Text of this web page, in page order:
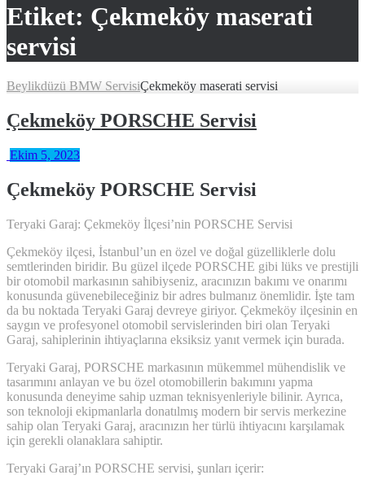
Etiket: Çekmeköy maserati
servisi
Beylikdüzü BMW ServisiÇekmeköy maserati servisi
Çekmeköy PORSCHE Servisi
Ekim 5, 2023
Çekmeköy PORSCHE Servisi
Teryaki Garaj: Çekmeköy İlçesi’nin PORSCHE Servisi
Çekmeköy ilçesi, İstanbul’un en özel ve doğal güzelliklerle dolu
semtlerinden biridir. Bu güzel ilçede PORSCHE gibi lüks ve prestijli
bir otomobil markasının sahibiyseniz, aracınızın bakımı ve onarımı
konusunda güvenebileceğiniz bir adres bulmanız önemlidir. İşte tam
da bu noktada Teryaki Garaj devreye giriyor. Çekmeköy ilçesinin en
saygın ve profesyonel otomobil servislerinden biri olan Teryaki
Garaj, sahiplerinin ihtiyaçlarına eksiksiz yanıt vermek için burada.
Teryaki Garaj, PORSCHE markasının mükemmel mühendislik ve
tasarımını anlayan ve bu özel otomobillerin bakımını yapma
konusunda deneyime sahip uzman teknisyenleriyle bilinir. Ayrıca,
son teknoloji ekipmanlarla donatılmış modern bir servis merkezine
sahip olan Teryaki Garaj, aracınızın her türlü ihtiyacını karşılamak
için gerekli olanaklara sahiptir.
Teryaki Garaj’ın PORSCHE servisi, şunları içerir: